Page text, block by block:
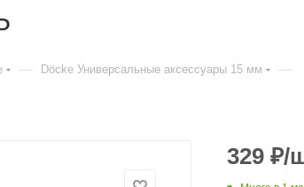
— Döcke Универсальные аксессуары 15 мм —
329 ₽/